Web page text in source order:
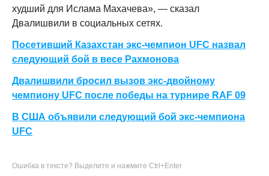
худший для Ислама Махачева», — сказал
Двалишвили в социальных сетях.
Посетивший Казахстан экс-чемпион UFC назвал
следующий бой в весе Рахмонова
Двалишвили бросил вызов экс-двойному
чемпиону UFC после победы на турнире RAF 09
В США объявили следующий бой экс-чемпиона
UFC
Ошибка в тексте? Выделите и нажмите Ctrl+Enter